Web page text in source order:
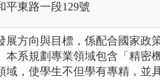
平東路一段129號
展方向與目標，係配合國家政
本系規劃專業領域包含「精密
域，使學生不但學有專精，並